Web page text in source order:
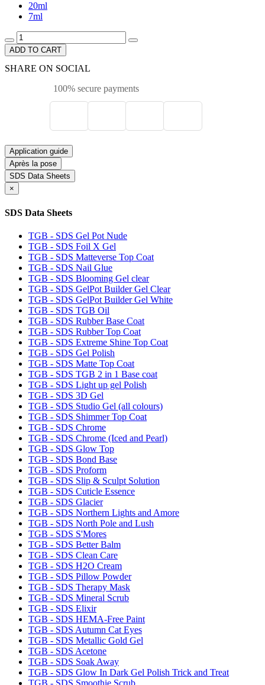
20ml
7ml
ADD TO CART
SHARE ON SOCIAL
100% secure payments
Application guide
Après la pose
SDS Data Sheets
×
SDS Data Sheets
TGB - SDS Gel Pot Nude
TGB - SDS Foil X Gel
TGB - SDS Matteverse Top Coat
TGB - SDS Nail Glue
TGB - SDS Blooming Gel clear
TGB - SDS GelPot Builder Gel Clear
TGB - SDS GelPot Builder Gel White
TGB - SDS TGB Oil
TGB - SDS Rubber Base Coat
TGB - SDS Rubber Top Coat
TGB - SDS Extreme Shine Top Coat
TGB - SDS Gel Polish
TGB - SDS Matte Top Coat
TGB - SDS TGB 2 in 1 Base coat
TGB - SDS Light up gel Polish
TGB - SDS 3D Gel
TGB - SDS Studio Gel (all colours)
TGB - SDS Shimmer Top Coat
TGB - SDS Chrome
TGB - SDS Chrome (Iced and Pearl)
TGB - SDS Glow Top
TGB - SDS Bond Base
TGB - SDS Proform
TGB - SDS Slip & Sculpt Solution
TGB - SDS Cuticle Essence
TGB - SDS Glacier
TGB - SDS Northern Lights and Amore
TGB - SDS North Pole and Lush
TGB - SDS S'Mores
TGB - SDS Better Balm
TGB - SDS Clean Care
TGB - SDS H2O Cream
TGB - SDS Pillow Powder
TGB - SDS Therapy Mask
TGB - SDS Mineral Scrub
TGB - SDS Elixir
TGB - SDS HEMA-Free Paint
TGB - SDS Autumn Cat Eyes
TGB - SDS Metallic Gold Gel
TGB - SDS Acetone
TGB - SDS Soak Away
TGB - SDS Glow In Dark Gel Polish Trick and Treat
TGB - SDS Smoothie Scrub